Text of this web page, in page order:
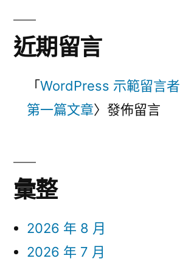
近期留言
「 WordPress 示範留言者
第一篇文章〉發佈留言
彙整
2026 年 8 月
2026 年 7 月